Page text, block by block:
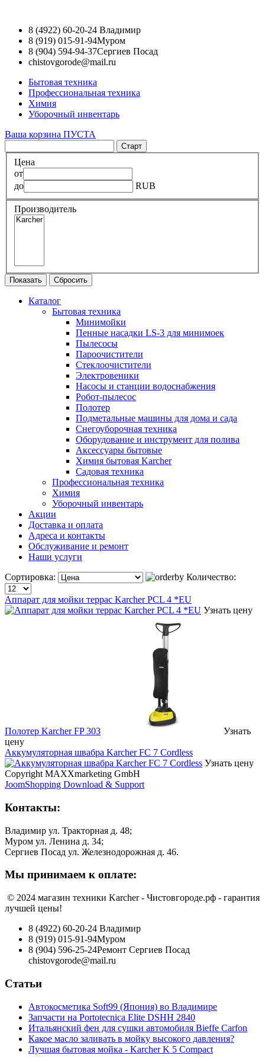
8 (4922) 60-20-24 Владимир
8 (919) 015-91-94Муром
8 (904) 594-94-37Сергиев Посад
chistovgorode@mail.ru
Бытовая техника
Профессиональная техника
Химия
Уборочный инвентарь
Ваша корзина ПУСТА
Цена
от
до
RUB
Производитель
Каталог
Бытовая техника
Минимойки
Пенные насадки LS-3 для минимоек
Пылесосы
Пароочистители
Стеклоочистители
Электровеники
Насосы и станции водоснабжения
Робот-пылесос
Полотер
Подметальные машины для дома и сада
Снегоуборочная техника
Оборудование и инструмент для полива
Аксессуары бытовые
Химия бытовая Karcher
Садовая техника
Профессиональная техника
Химия
Уборочный инвентарь
Акции
Доставка и оплата
Адреса и контакты
Обслуживание и ремонт
Наши услуги
Сортировка:
Количество:
Аппарат для мойки террас Karcher PCL 4 *EU
Узнать цену
Полотер Karcher FP 303
Узнать
цену
Аккумуляторная швабра Karcher FC 7 Cordless
Узнать цену
Copyright MAXXmarketing GmbH
JoomShopping Download & Support
Контакты:
Владимир ул. Тракторная д. 48;
Муром ул. Ленина д. 34;
Сергиев Посад ул. Железнодорожная д. 46.
Мы принимаем к оплате:
© 2024 магазин техники Karcher - Чистовгороде.рф - гарантия
лучшей цены!
8 (4922) 60-20-24 Владимир
8 (919) 015-91-94Муром
8 (904) 596-25-24Ремонт Сергиев Посад
chistovgorode@mail.ru
Статьи
Автокосметика Soft99 (Япония) во Владимире
Запчасти на Portotecnica Elite DSHH 2840
Итальянский фен для сушки автомобиля Bieffe Carfon
Какое масло заливать в мойку высокого давления?
Лучшая бытовая мойка - Karcher K 5 Compact